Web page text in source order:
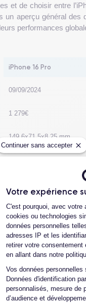
Continuer sans accepter
Votre expérience
Plateforme
C'est pourquoi, avec votre
cookies ou technologies
données personnelles
adresses IP et les
retirer votre
en allant dans notre
Vos données
Données d'identification
personnalisés, mesure de
d’audience et
et de choisir entre
un aperçu général
performances
iPhone 16 Pro
09/09/2024
1 279€
149.6x71.5x8.25 mm
Titanium noir, Titanium
sable
iOS A18Pro